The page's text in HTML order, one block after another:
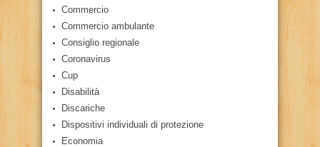
Commercio
Commercio ambulante
Consiglio regionale
Coronavirus
Cup
Disabilità
Discariche
Dispositivi individuali di protezione
Economia